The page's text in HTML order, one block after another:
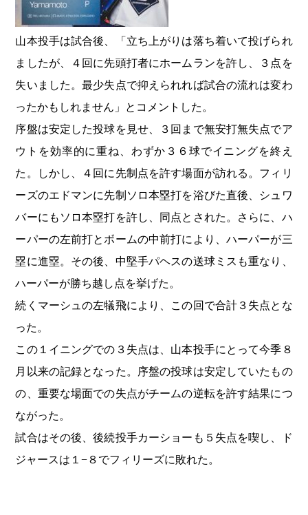
山本投手は試合後、「立ち上がりは落ち着いて投げられ
ましたが、４回に先頭打者にホームランを許し、３点を
失いました。最少失点で抑えられれば試合の流れは変わ
ったかもしれません」とコメントした。
序盤は安定した投球を見せ、３回まで無安打無失点でア
ウトを効率的に重ね、わずか３６球でイニングを終え
た。しかし、４回に先制点を許す場面が訪れる。フィリ
ーズのエドマンに先制ソロ本塁打を浴びた直後、シュワ
バーにもソロ本塁打を許し、同点とされた。さらに、ハ
ーパーの左前打とボームの中前打により、ハーパーが三
塁に進塁。その後、中堅手パヘスの送球ミスも重なり、
ハーパーが勝ち越し点を挙げた。
続くマーシュの左犠飛により、この回で合計３失点とな
った。
この１イニングでの３失点は、山本投手にとって今季８
月以来の記録となった。序盤の投球は安定していたもの
の、重要な場面での失点がチームの逆転を許す結果につ
ながった。
試合はその後、後続投手カーショーも５失点を喫し、ド
ジャースは１−８でフィリーズに敗れた。